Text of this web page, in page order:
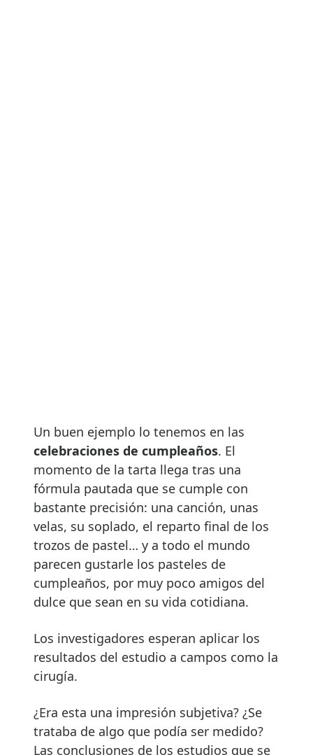
Un buen ejemplo lo tenemos en las
celebraciones de cumpleaños. El
momento de la tarta llega tras una
fórmula pautada que se cumple con
bastante precisión: una canción, unas
velas, su soplado, el reparto final de los
trozos de pastel… y a todo el mundo
parecen gustarle los pasteles de
cumpleaños, por muy poco amigos del
dulce que sean en su vida cotidiana.
Los investigadores esperan aplicar los
resultados del estudio a campos como la
cirugía.
¿Era esta una impresión subjetiva? ¿Se
trataba de algo que podía ser medido?
Las conclusiones de los estudios que se